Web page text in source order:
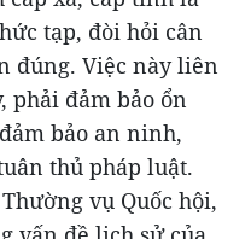
tạp, đòi hỏi cân
đúng. Việc này liên
phải đảm bảo ổn
bảo an ninh,
thủ pháp luật.
vụ Quốc hội,